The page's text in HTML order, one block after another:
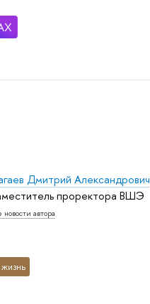
Дмитрий Александрович
проректора ВШЭ
новости автора